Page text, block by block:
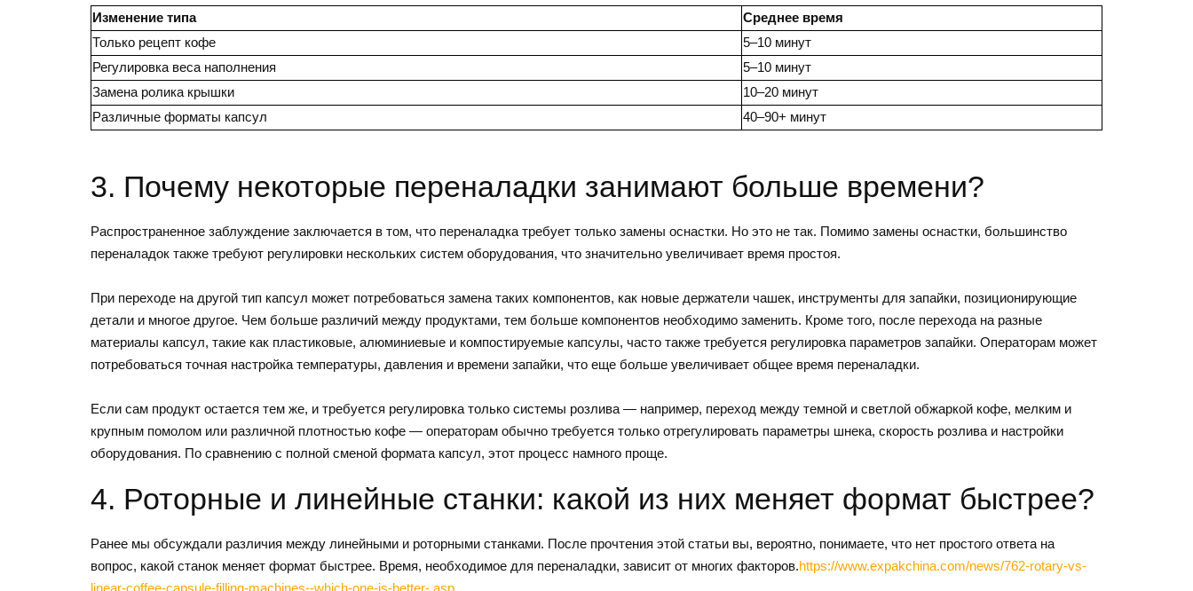
Изменение типа
Среднее время
Только рецепт кофе
5–10 минут
Регулировка веса наполнения
5–10 минут
Замена ролика крышки
10–20 минут
Различные форматы капсул
40–90+ минут
3. Почему некоторые переналадки занимают больше времени?
Распространенное заблуждение заключается в том, что переналадка требует только замены оснастки. Но это не так. Помимо замены оснастки, большинство
переналадок также требуют регулировки нескольких систем оборудования, что значительно увеличивает время простоя.
При переходе на другой тип капсул может потребоваться замена таких компонентов, как новые держатели чашек, инструменты для запайки, позиционирующие
детали и многое другое. Чем больше различий между продуктами, тем больше компонентов необходимо заменить. Кроме того, после перехода на разные
материалы капсул, такие как пластиковые, алюминиевые и компостируемые капсулы, часто также требуется регулировка параметров запайки. Операторам может
потребоваться точная настройка температуры, давления и времени запайки, что еще больше увеличивает общее время переналадки.
Если сам продукт остается тем же, и требуется регулировка только системы розлива — например, переход между темной и светлой обжаркой кофе, мелким и
крупным помолом или различной плотностью кофе — операторам обычно требуется только отрегулировать параметры шнека, скорость розлива и настройки
оборудования. По сравнению с полной сменой формата капсул, этот процесс намного проще.
4. Роторные и линейные станки: какой из них меняет формат быстрее?
Ранее мы обсуждали различия между линейными и роторными станками. После прочтения этой статьи вы, вероятно, понимаете, что нет простого ответа на
вопрос, какой станок меняет формат быстрее. Время, необходимое для переналадки, зависит от многих факторов.https://www.expakchina.com/news/762-rotary-vs-
linear-coffee-capsule-filling-machines--which-one-is-better-.asp